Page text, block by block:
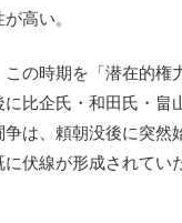
高い。
の時期を「潜在的権
に比企氏・和田氏・畠
は、頼朝没後に突然
に伏線が形成されてい